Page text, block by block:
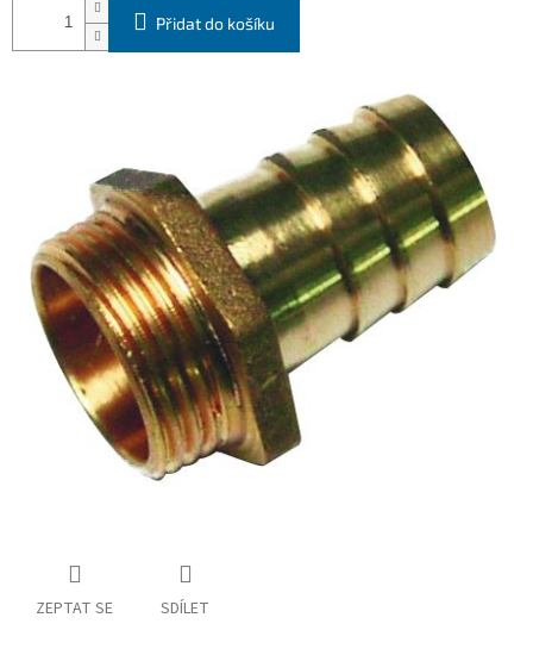
Přidat do košíku
ZEPTAT SE SDÍLET